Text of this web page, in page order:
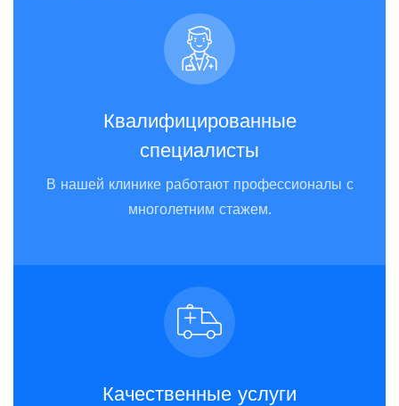
Квалифицированные
специалисты
В нашей клинике работают профессионалы с
многолетним стажем.
Качественные услуги